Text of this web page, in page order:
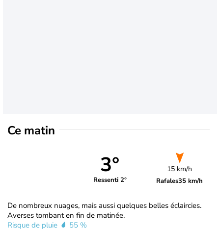
Ce matin
3°
Ressenti 2°
15 km/h
Rafales35 km/h
De nombreux nuages, mais aussi quelques belles éclaircies.
Averses tombant en fin de matinée.
Risque de pluie
55 %